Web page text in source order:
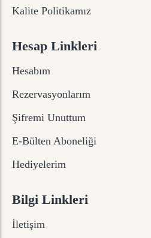
Kalite Politikamız
Hesap Linkleri
Hesabım
Rezervasyonlarım
Şifremi Unuttum
E-Bülten Aboneliği
Hediyelerim
Bilgi Linkleri
İletişim